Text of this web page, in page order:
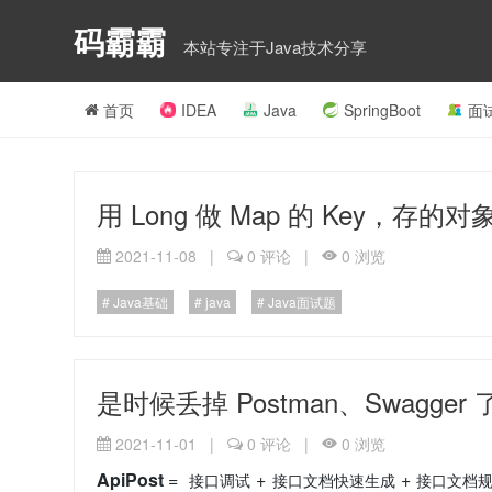
码霸霸 本站专注于Java技术分享
首页 IDEA Java SpringBoot 面
用 Long 做 Map 的 Key，存的对
2021-11-08 | 0 评论 | 0 浏览
Java基础 java Java面试题
是时候丢掉 Postman、Swagger
2021-11-01 | 0 评论 | 0 浏览
ApiPost = 接口调试 + 接口文档快速生成 + 接口文档